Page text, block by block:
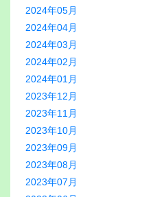
2024年05月
2024年04月
2024年03月
2024年02月
2024年01月
2023年12月
2023年11月
2023年10月
2023年09月
2023年08月
2023年07月